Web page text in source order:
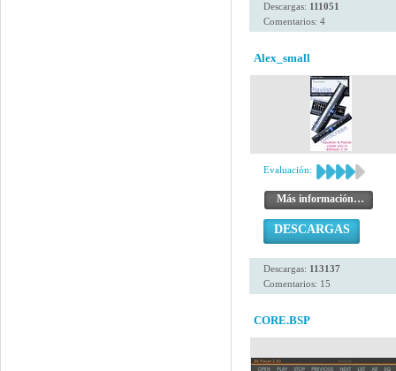
Descargas: 111051
Comentarios: 4
Alex_small
Evaluación:
Más información…
DESCARGAS
Descargas: 113137
Comentarios: 15
CORE.BSP